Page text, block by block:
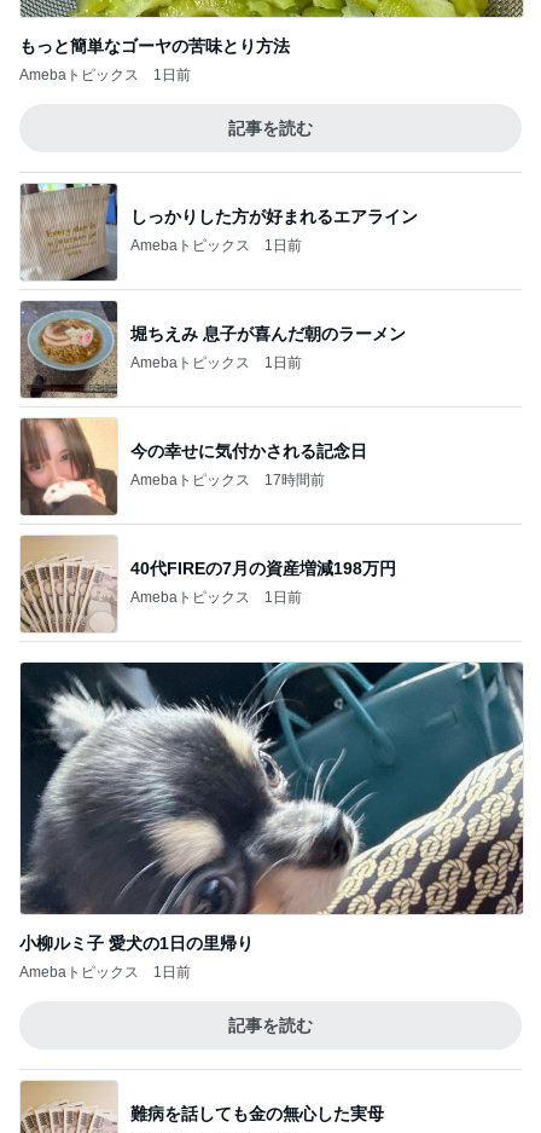
もっと簡単なゴーヤの苦味とり方法
Amebaトピックス 1日前
記事を読む
しっかりした方が好まれるエアライン
Amebaトピックス 1日前
堀ちえみ 息子が喜んだ朝のラーメン
Amebaトピックス 1日前
今の幸せに気付かされる記念日
Amebaトピックス 17時間前
40代FIREの7月の資産増減198万円
Amebaトピックス 1日前
小柳ルミ子 愛犬の1日の里帰り
Amebaトピックス 1日前
記事を読む
難病を話しても金の無心した実母